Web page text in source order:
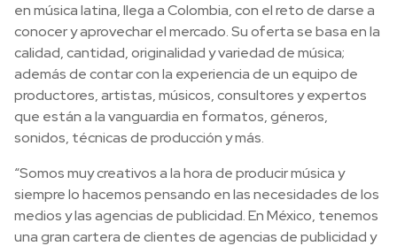
en música latina, llega a Colombia, con el reto de darse a
conocer y aprovechar el mercado. Su oferta se basa en la
calidad, cantidad, originalidad y variedad de música;
además de contar con la experiencia de un equipo de
productores, artistas, músicos, consultores y expertos
que están a la vanguardia en formatos, géneros,
sonidos, técnicas de producción y más.
“Somos muy creativos a la hora de producir música y
siempre lo hacemos pensando en las necesidades de los
medios y las agencias de publicidad. En México, tenemos
una gran cartera de clientes de agencias de publicidad y